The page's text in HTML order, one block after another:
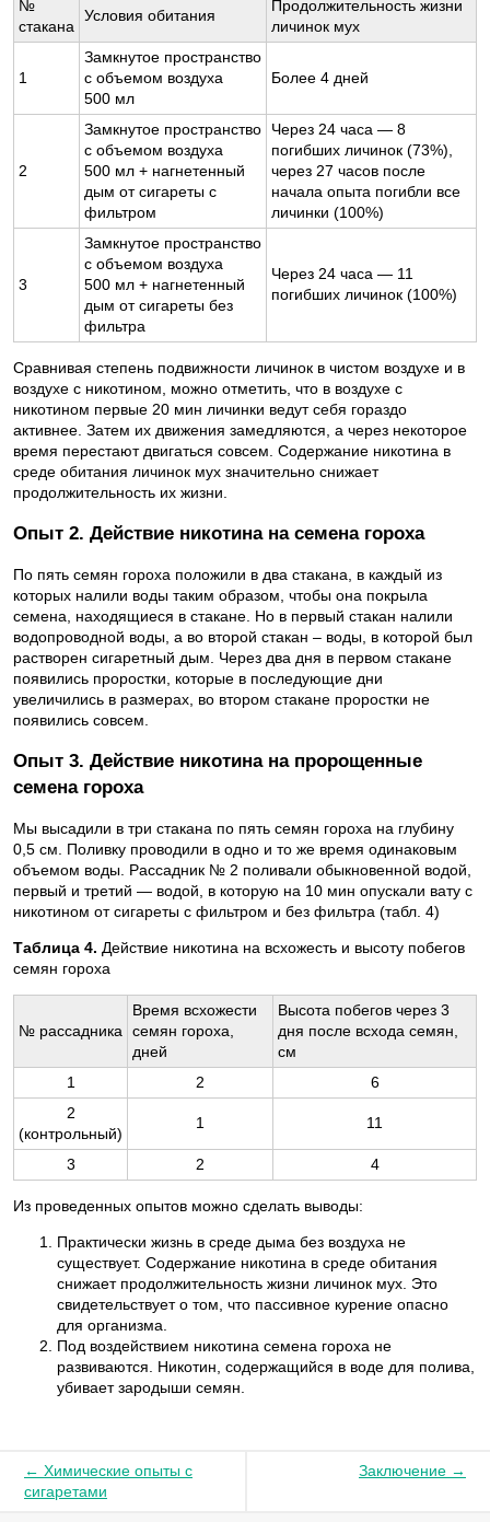
№
стакана
Условия обитания
Продолжительность жизни
личинок мух
1
Замкнутое пространство
с объемом воздуха
500 мл
Более 4 дней
2
Замкнутое пространство
с объемом воздуха
500 мл + нагнетенный
дым от сигареты с
фильтром
Через 24 часа — 8
погибших личинок (73%),
через 27 часов после
начала опыта погибли все
личинки (100%)
3
Замкнутое пространство
с объемом воздуха
500 мл + нагнетенный
дым от сигареты без
фильтра
Через 24 часа — 11
погибших личинок (100%)
Сравнивая степень подвижности личинок в чистом воздухе и в
воздухе с никотином, можно отметить, что в воздухе с
никотином первые 20 мин личинки ведут себя гораздо
активнее. Затем их движения замедляются, а через некоторое
время перестают двигаться совсем. Содержание никотина в
среде обитания личинок мух значительно снижает
продолжительность их жизни.
Опыт 2. Действие никотина на семена гороха
По пять семян гороха положили в два стакана, в каждый из
которых налили воды таким образом, чтобы она покрыла
семена, находящиеся в стакане. Но в первый стакан налили
водопроводной воды, а во второй стакан – воды, в которой был
растворен сигаретный дым. Через два дня в первом стакане
появились проростки, которые в последующие дни
увеличились в размерах, во втором стакане проростки не
появились совсем.
Опыт 3. Действие никотина на пророщенные
семена гороха
Мы высадили в три стакана по пять семян гороха на глубину
0,5 см. Поливку проводили в одно и то же время одинаковым
объемом воды. Рассадник № 2 поливали обыкновенной водой,
первый и третий — водой, в которую на 10 мин опускали вату с
никотином от сигареты с фильтром и без фильтра (табл. 4)
Таблица 4. Действие никотина на всхожесть и высоту побегов
семян гороха
№ рассадника
Время всхожести
семян гороха,
дней
Высота побегов через 3
дня после всхода семян,
см
1
2
6
2
(контрольный)
1 11
3 2 4
Из проведенных опытов можно сделать выводы:
Практически жизнь в среде дыма без воздуха не
существует. Содержание никотина в среде обитания
снижает продолжительность жизни личинок мух. Это
свидетельствует о том, что пассивное курение опасно
для организма.
Под воздействием никотина семена гороха не
развиваются. Никотин, содержащийся в воде для полива,
убивает зародыши семян.
← Химические опыты с
сигаретами
Заключение →